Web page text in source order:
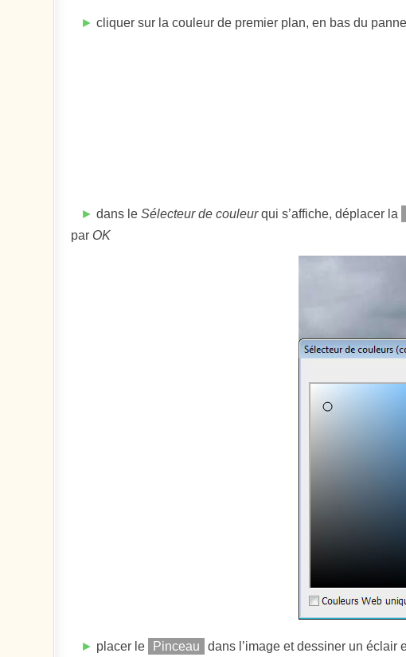
► cliquer sur la couleur de premier plan, en bas du
► dans leSélecteur de couleurqui s’affiche, déplacer la
par OK
► placer le Pinceau dans l’image et dessiner un éclair